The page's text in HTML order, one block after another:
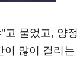
고 물었고, 양정
이 많이 걸리는